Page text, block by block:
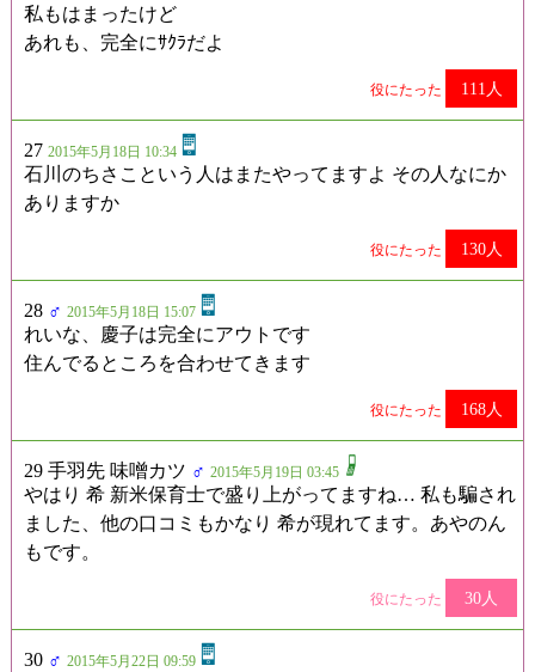
私もはまったけど
あれも、完全にｻｸﾗだよ
役にたった 111人
27 2015年5月18日 10:34
石川のちさこという人はまたやってますよ その人なにか
ありますか
役にたった 130人
28 ♂ 2015年5月18日 15:07
れいな、慶子は完全にアウトです
住んでるところを合わせてきます
役にたった 168人
29 手羽先 味噌カツ ♂ 2015年5月19日 03:45
やはり 希 新米保育士で盛り上がってますね… 私も騙され
ました、他の口コミもかなり 希が現れてます。あやのん
もです。
役にたった 30人
30 ♂ 2015年5月22日 09:59